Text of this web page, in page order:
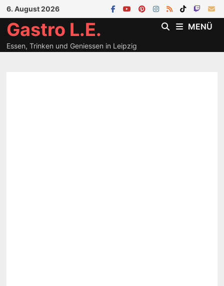
Zum
Inhalt
springen
6. August 2026
Gastro L.E.
Essen, Trinken und Geniessen in Leipzig
MENÜ